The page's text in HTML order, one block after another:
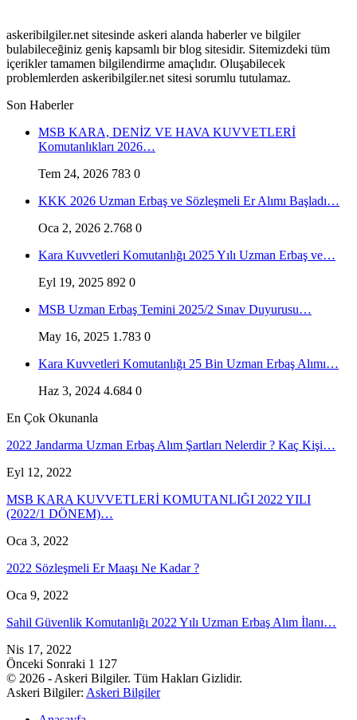
askeribilgiler.net sitesinde askeri alanda haberler ve bilgiler
bulabileceğiniz geniş kapsamlı bir blog sitesidir. Sitemizdeki tüm
içerikler tamamen bilgilendirme amaçlıdır. Oluşabilecek
problemlerden askeribilgiler.net sitesi sorumlu tutulamaz.
Son Haberler
MSB KARA, DENİZ VE HAVA KUVVETLERİ
Komutanlıkları 2026…
Tem 24, 2026 783 0
KKK 2026 Uzman Erbaş ve Sözleşmeli Er Alımı Başladı…
Oca 2, 2026 2.768 0
Kara Kuvvetleri Komutanlığı 2025 Yılı Uzman Erbaş ve…
Eyl 19, 2025 892 0
MSB Uzman Erbaş Temini 2025/2 Sınav Duyurusu…
May 16, 2025 1.783 0
Kara Kuvvetleri Komutanlığı 25 Bin Uzman Erbaş Alımı…
Haz 3, 2024 4.684 0
En Çok Okunanla
2022 Jandarma Uzman Erbaş Alım Şartları Nelerdir ? Kaç Kişi…
Eyl 12, 2022
MSB KARA KUVVETLERİ KOMUTANLIĞI 2022 YILI
(2022/1 DÖNEM)…
Oca 3, 2022
2022 Sözleşmeli Er Maaşı Ne Kadar ?
Oca 9, 2022
Sahil Güvenlik Komutanlığı 2022 Yılı Uzman Erbaş Alım İlanı…
Nis 17, 2022
Önceki Sonraki 1 127
© 2026 - Askeri Bilgiler. Tüm Hakları Gizlidir.
Askeri Bilgiler: Askeri Bilgiler